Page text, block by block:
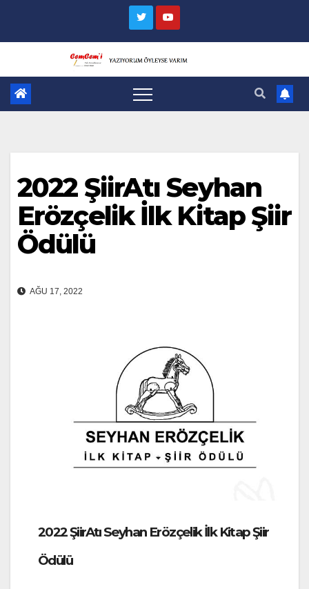
2022 ŞiirAtı Seyhan
Erözçelik İlk Kitap Şiir
Ödülü
AĞU 17, 2022
2022 ŞiirAtı Seyhan Erözçelik İlk Kitap Şiir
Ödülü